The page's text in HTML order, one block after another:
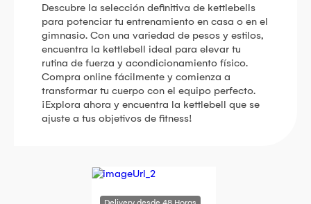
Descubre la selección definitiva de kettlebells
para potenciar tu entrenamiento en casa o en el
gimnasio. Con una variedad de pesos y estilos,
encuentra la kettlebell ideal para elevar tu
rutina de fuerza y acondicionamiento físico.
Compra online fácilmente y comienza a
transformar tu cuerpo con el equipo perfecto.
¡Explora ahora y encuentra la kettlebell que se
ajuste a tus objetivos de fitness!